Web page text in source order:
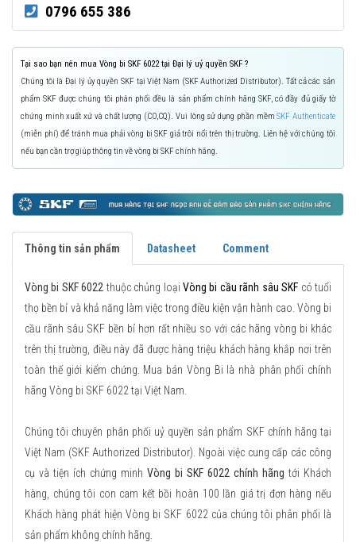
0796 655 386
Tại sao bạn nên mua Vòng bi SKF 6022 tại Đại lý uỷ quyền SKF ?
Chúng tôi là Đại lý ủy quyền SKF tại Việt Nam (SKF Authorized Distributor). Tất cả các sản
phẩm SKF được chúng tôi phân phối đều là sản phẩm chính hãng SKF, có đầy đủ giấy tờ
chứng minh xuất xứ và chất lượng (CO,CQ). Vui lòng sử dụng phần mềmSKF Authenticate
(miễn phí) để tránh mua phải vòng bi SKF giả trôi nổi trên thị trường. Liên hệ với chúng tôi
nếu bạn cần trợ giúp thông tin về vòng bi SKF chính hãng.
Thông tin sản phẩm Datasheet Comment
Vòng bi SKF 6022 thuộc chủng loạiVòng bi cầu rãnh sâu SKF có tuổi
thọ bền bỉ và khả năng làm việc trong điều kiện vận hành cao. Vòng bi
cầu rãnh sâu SKF bền bỉ hơn rất nhiều so với các hãng vòng bi khác
trên thị trường, điều này đã được hàng triệu khách hàng khắp nơi trên
toàn thế giới kiểm chứng. Mua bán Vòng Bi là nhà phân phối chính
hãng Vòng bi SKF 6022 tại Việt Nam.
Chúng tôi chuyên phân phối uỷ quyền sản phẩm SKF chính hãng tại
Việt Nam (SKF Authorized Distributor). Ngoài việc cung cấp các công
cụ và tiện ích chứng minh Vòng bi SKF 6022 chính hãng tới Khách
hàng, chúng tôi con cam kết bồi hoàn 100 lần giá trị đơn hàng nếu
Khách hàng phát hiện Vòng bi SKF 6022 của chúng tôi phân phối là
sản phẩm không chính hãng.